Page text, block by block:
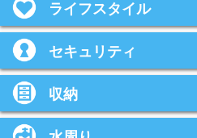
ライフスタイル
セキュリティ
収納